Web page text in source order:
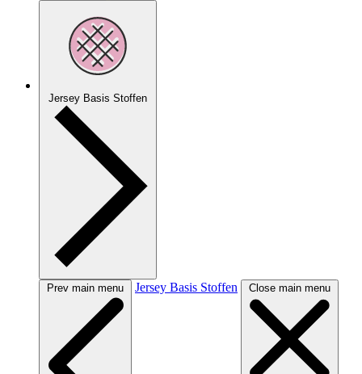
Jersey Basis Stoffen
Prev main menu Jersey Basis Stoffen Close main menu